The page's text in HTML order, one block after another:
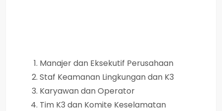
Manajer dan Eksekutif Perusahaan
Staf Keamanan Lingkungan dan K3
Karyawan dan Operator
Tim K3 dan Komite Keselamatan